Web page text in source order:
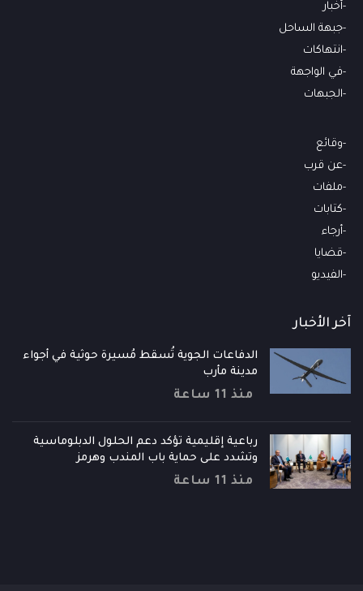
أخبار
جبهة الساحل
انتهاكات
في الواجهة
الجبهات
وقائع
عن قرب
ملفات
كتابات
أرجاء
قضايا
الفيديو
آخر الأخبار
الدفاعات الجوية تُسقط مُسيرة حوثية في أجواء
مدينة مأرب
منذ 11 ساعة
رباعية إقليمية تؤكد دعم الحلول الدبلوماسية
وتشدد على حماية باب المندب وهرمز
منذ 11 ساعة